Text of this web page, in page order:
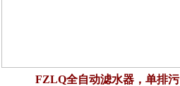
FZLQ全自动滤水器，单排污